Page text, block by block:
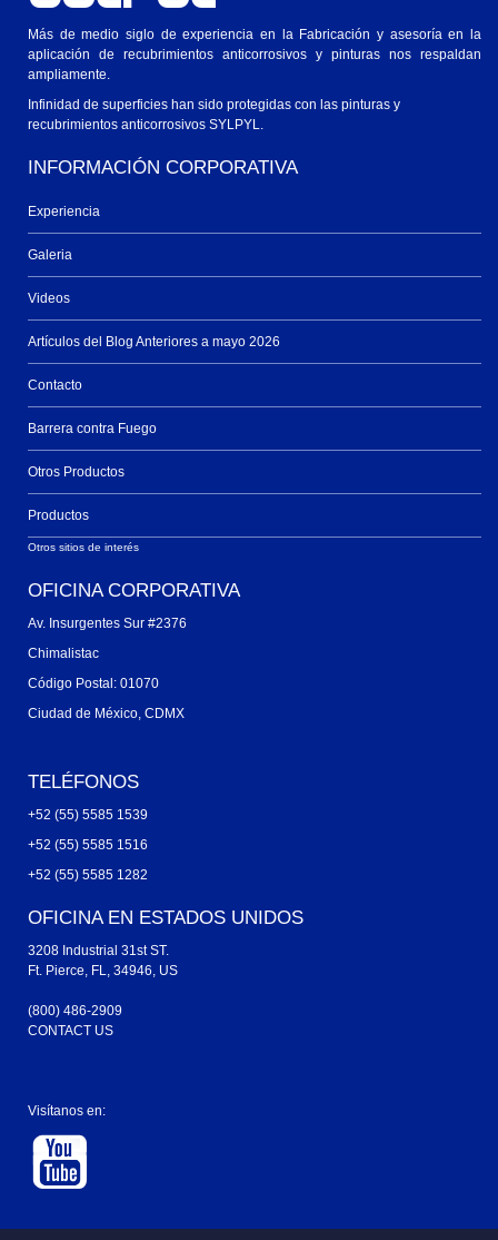
Más de medio siglo de experiencia en la Fabricación y asesoría en la
aplicación de recubrimientos anticorrosivos y pinturas nos respaldan
ampliamente.
Infinidad de superficies han sido protegidas con las pinturas y
recubrimientos anticorrosivos SYLPYL.
INFORMACIÓN CORPORATIVA
Experiencia
Galeria
Videos
Artículos del Blog Anteriores a mayo 2026
Contacto
Barrera contra Fuego
Otros Productos
Productos
Otros sitios de interés
OFICINA CORPORATIVA
Av. Insurgentes Sur #2376
Chimalistac
Código Postal: 01070
Ciudad de México, CDMX
TELÉFONOS
+52 (55) 5585 1539
+52 (55) 5585 1516
+52 (55) 5585 1282
OFICINA EN ESTADOS UNIDOS
3208 Industrial 31st ST.
Ft. Pierce, FL, 34946, US
(800) 486-2909
CONTACT US
Visítanos en: